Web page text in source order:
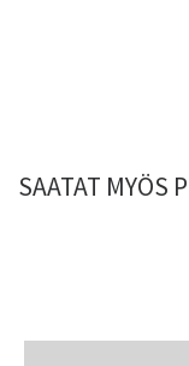
SAATAT MYÖS